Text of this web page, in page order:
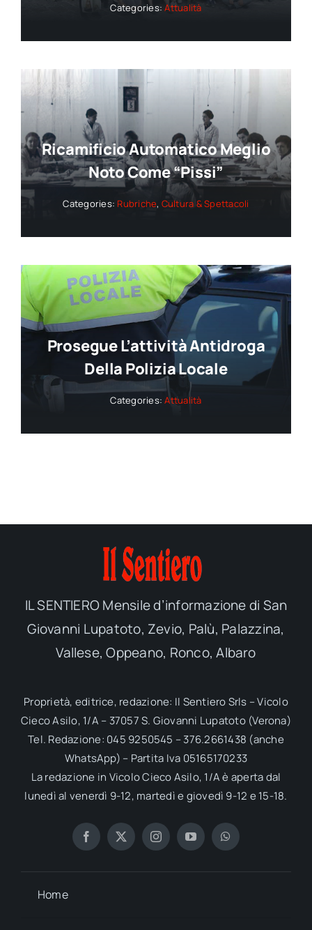
Categories:Attualità
Ricamificio Automatico Meglio
Noto Come “Pissi”
Categories: Rubriche, Cultura & Spettacoli
Prosegue L’attività Antidroga
Della Polizia Locale
Categories:Attualità
IL SENTIERO Mensile d’informazione di San
Giovanni Lupatoto, Zevio, Palù, Palazzina,
Vallese, Oppeano, Ronco, Albaro
Proprietà, editrice, redazione: Il Sentiero Srls – Vicolo
Cieco Asilo, 1/A – 37057 S. Giovanni Lupatoto (Verona)
Tel. Redazione: 045 9250545 – 376.2661438 (anche
WhatsApp) – Partita Iva 05165170233
La redazione in Vicolo Cieco Asilo, 1/A è aperta dal
lunedì al venerdì 9-12, martedì e giovedì 9-12 e 15-18.
Home